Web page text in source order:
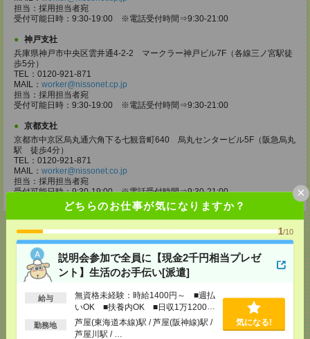
どちらのお仕事が気になりますか？
1/10
説明会参加で全員に【現金2千円相当プレゼ
ント】生活のお手伝い[派遣]
給与
無資格未経験：時給1400円～ ■週払
いOK ■扶養内OK ■日収1万1200円
以上
勤務地
芦屋(東海道本線)駅 / 芦屋(阪神線)駅 /
芦屋川駅 / …
気になる!
×
担当：採用担当者宛
受付可能日時：9:30-19:00 ※電話受付時間⇒9:30-21:00
神戸支社
兵庫県神戸市中央区雲井通4-2-2 マークラー神戸ビル7F（各線三ノ宮駅徒
歩5分）
TEL：0120-921-871
MAIL： worker@nissonet.cp.jp
担当：採用担当者宛
受付可能日時：9:30-19:00 ※電話受付時間⇒9:30-21:00
京都支社
京都市中京区烏丸通六角下る七観音町640 烏丸センタービル5F（阪急烏丸
駅 徒歩4分）
TEL：0120-921-871
MAIL： worker@nissonet.co.jp
担当：採用担当者宛
受付可能日時：9:30-19:00 ※電話受付時間⇒9:30-21:00
応募ページへ
気になる！